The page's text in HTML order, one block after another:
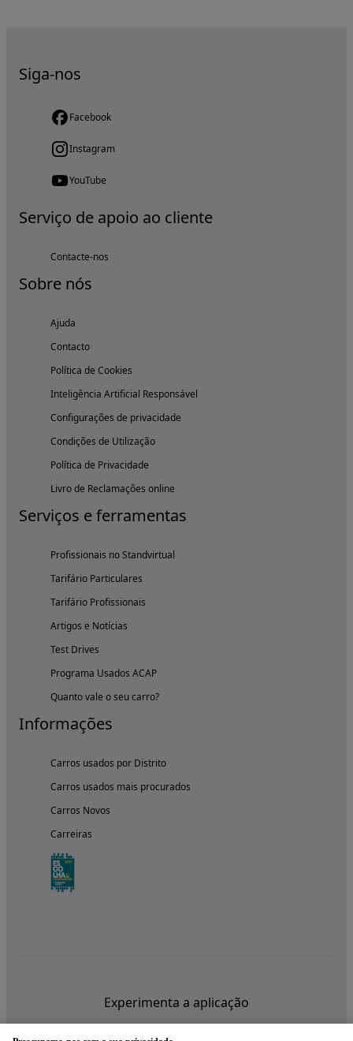
Siga-nos
Facebook
Instagram
YouTube
Serviço de apoio ao cliente
Contacte-nos
Sobre nós
Ajuda
Contacto
Política de Cookies
Inteligência Artificial Responsável
Configurações de privacidade
Condições de Utilização
Política de Privacidade
Livro de Reclamações online
Serviços e ferramentas
Profissionais no Standvirtual
Tarifário Particulares
Tarifário Profissionais
Artigos e Notícias
Test Drives
Programa Usados ACAP
Quanto vale o seu carro?
Informações
Carros usados por Distrito
Carros usados mais procurados
Carros Novos
Carreiras
Experimenta a aplicação